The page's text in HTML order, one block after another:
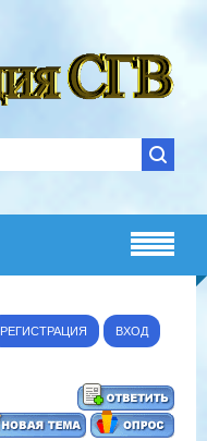
РЕГИСТРАЦИЯ ВХОД